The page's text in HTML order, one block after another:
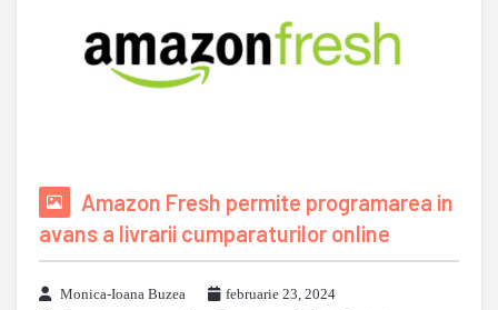
Amazon Fresh permite programarea in
avans a livrarii cumparaturilor online
Monica-Ioana Buzea
februarie 23, 2024